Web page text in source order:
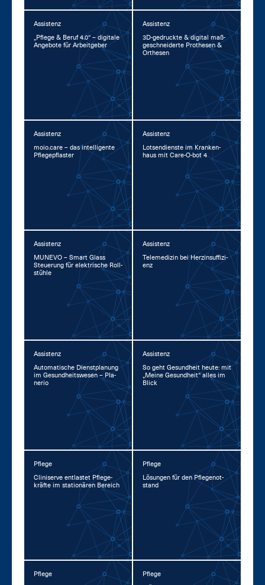
Assistenz
„Pfle­ge & Be­ruf 4.0“ – di­gi­ta­le
An­ge­bo­te für Ar­beit­ge­ber
Assistenz
3D-ge­druck­te & di­gi­tal maß­
ge­schnei­der­te Pro­the­sen &
Or­the­sen
Assistenz
moio.ca­re – das in­tel­li­gen­te
Pfle­ge­pflas­ter
Assistenz
Lot­sen­diens­te im Kran­ken­
haus mit Ca­re-O-bot 4
Assistenz
MU­NE­VO – Smart Glass
Steue­rung für elek­tri­sche Roll­
stüh­le
Assistenz
Te­le­me­di­zin bei Herz­in­suf­fi­zi­
enz
Assistenz
Au­to­ma­ti­sche Dienst­pla­nung
im Ge­sund­heits­we­sen – Pla­
ne­rio
Assistenz
So geht Ge­sund­heit heu­te: mit
„Mei­ne Ge­sund­heit“ al­les im
Blick
Pflege
Cli­ni­ser­ve ent­las­tet Pfle­ge­
kräf­te im sta­tio­nä­ren Be­reich
Pflege
Lö­sun­gen für den Pfle­ge­not­
stand
Pflege
Pflege